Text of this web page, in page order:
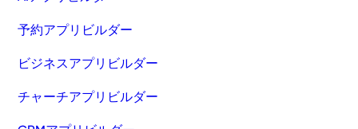
予約アプリビルダー
ビジネスアプリビルダー
チャーチアプリビルダー